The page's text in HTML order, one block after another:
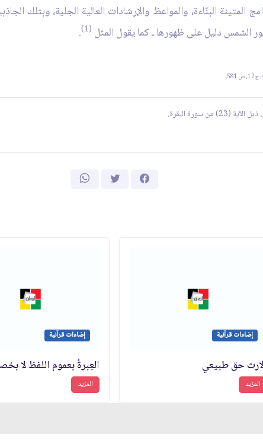
المتينة البنّاءة، والمواعظ والإرشادات العالية الجلية، وبتلك
الشمس دليل على ظهورها ـ كما يقول المثل (1)
.
إضاءات قرآنية
حق طبيعي
المزيد
إضاءات قرآنية
المزيد